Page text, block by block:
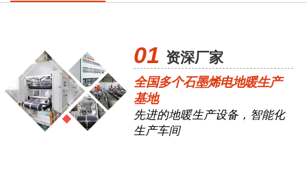
01 资深厂家
全国多个石墨烯电地暖生产
基地
先进的地暖生产设备，智能化
生产车间